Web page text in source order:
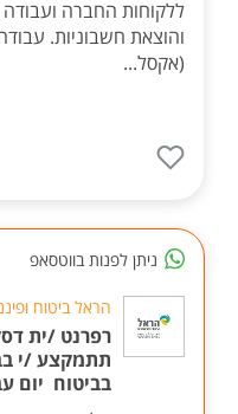
ללקוחות החברה
והוצאת חשבוניות.
(אקסל...
ניתן לפנות בווטסאפ
הראל ביטוח
רפרנט /ית
תתמקצע /י
בביטוח יום